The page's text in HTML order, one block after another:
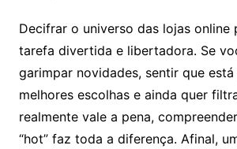
Decifrar o universo das lojas online
tarefa divertida e libertadora. Se
garimpar novidades, sentir que
melhores escolhas e ainda quer
realmente vale a pena,
“hot” faz toda a diferença. Afinal,